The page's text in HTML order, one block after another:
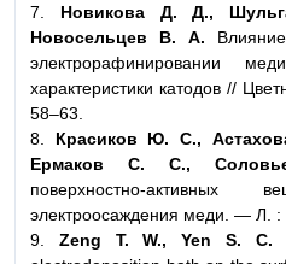
7. Новикова Д. Д.,
Новосельцев В. А.
электрорафинировании
характеристики катодов //
58–63.
8.
Красиков Ю. С.,
Ермаков С. С.,
поверхностно-
электроосаждения меди. — Л.
9.
Zeng T. W., Yen S. C.